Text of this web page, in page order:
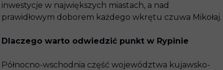
inwestycje w największych miastach, a nad
prawidłowym doborem każdego wkrętu czuwa Mikołaj.
Dlaczego warto odwiedzić punkt w Rypinie
Północno-wschodnia część województwa kujawsko-